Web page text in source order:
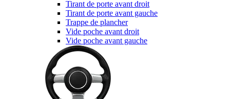
Tirant de porte avant droit
Tirant de porte avant gauche
Trappe de plancher
Vide poche avant droit
Vide poche avant gauche